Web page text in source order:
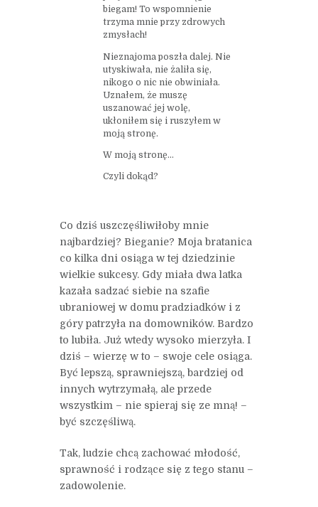
biegam! To wspomnienie
trzyma mnie przy zdrowych
zmysłach!
Nieznajoma poszła dalej. Nie
utyskiwała, nie żaliła się,
nikogo o nic nie obwiniała.
Uznałem, że muszę
uszanować jej wolę,
ukłoniłem się i ruszyłem w
moją stronę.
W moją stronę…
Czyli dokąd?
Co dziś uszczęśliwiłoby mnie
najbardziej? Bieganie? Moja bratanica
co kilka dni osiąga w tej dziedzinie
wielkie sukcesy. Gdy miała dwa latka
kazała sadzać siebie na szafie
ubraniowej w domu pradziadków i z
góry patrzyła na domowników. Bardzo
to lubiła. Już wtedy wysoko mierzyła. I
dziś – wierzę w to – swoje cele osiąga.
Być lepszą, sprawniejszą, bardziej od
innych wytrzymałą, ale przede
wszystkim – nie spieraj się ze mną! –
być szczęśliwą.
Tak, ludzie chcą zachować młodość,
sprawność i rodzące się z tego stanu –
zadowolenie.